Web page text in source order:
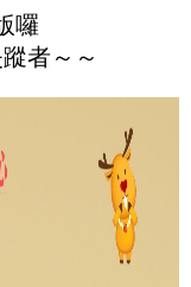
囉
者～～